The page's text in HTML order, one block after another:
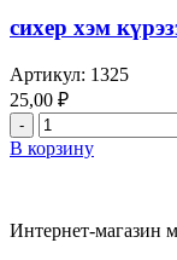
сихер хэм
Артикул: 1325
25,00 ₽
В корзину
Интернет-магазин